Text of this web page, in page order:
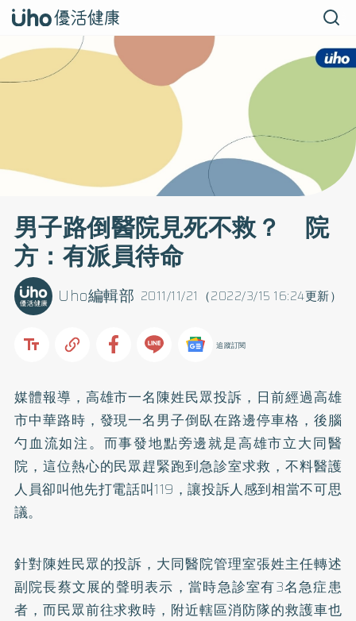
男子路倒醫院見死不救？ 院
方：有派員待命
2011/11/21（2022/3/15 16:24更新）
Uho編輯部
追蹤訂閱
媒體報導，高雄市一名陳姓民眾投訴，日前經過高雄
市中華路時，發現一名男子倒臥在路邊停車格，後腦
勺血流如注。而事發地點旁邊就是高雄市立大同醫
院，這位熱心的民眾趕緊跑到急診室求救，不料醫護
人員卻叫他先打電話叫119，讓投訴人感到相當不可思
議。
針對陳姓民眾的投訴，大同醫院管理室張姓主任轉述
副院長蔡文展的聲明表示，當時急診室有3名急症患
者，而民眾前往求救時，附近轄區消防隊的救護車也